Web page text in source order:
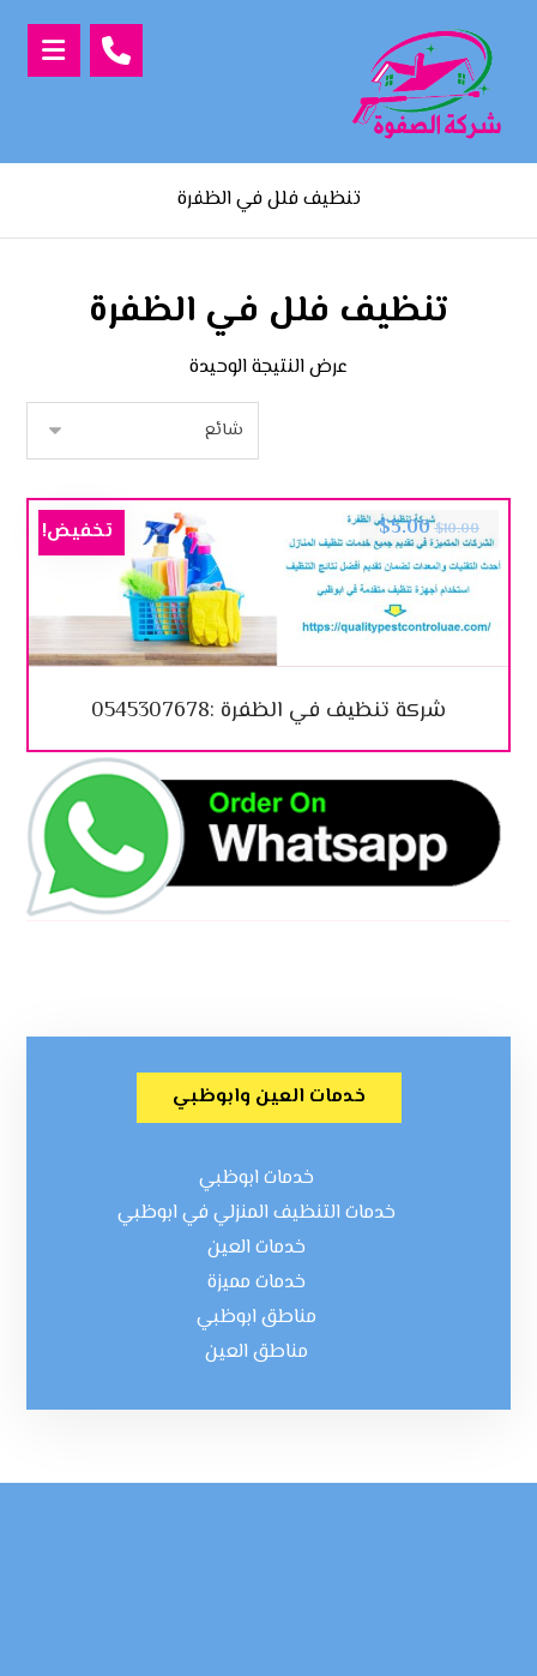
تنظيف فلل في الظفرة
تنظيف فلل في الظفرة
عرض النتيجة الوحيدة
شركة تنظيف في الظفرة :0545307678
$10.00
$5.00 تخفيض!
خدمات العين وابوظبي
خدمات ابوظبي
خدمات التنظيف المنزلي في ابوظبي
خدمات العين
خدمات مميزة
مناطق ابوظبي
مناطق العين